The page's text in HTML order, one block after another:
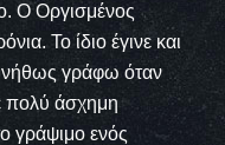
Ο Οργισμένος
Το ίδιο έγινε και
γράφω όταν
πολύ άσχημη
γράψιμο ενός